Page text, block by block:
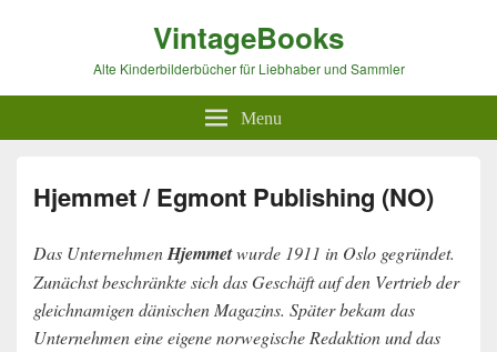
VintageBooks
Alte Kinderbilderbücher für Liebhaber und Sammler
Menu
Hjemmet / Egmont Publishing (NO)
Das UnternehmenHjemmetwurde 1911 in Oslo gegründet.
Zunächst beschränkte sich das Geschäft auf den Vertrieb der
gleichnamigen dänischen Magazins. Später bekam das
Unternehmen eine eigene norwegische Redaktion und das